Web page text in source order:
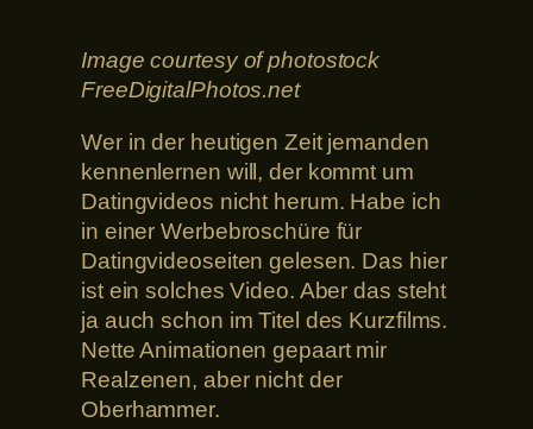
Image courtesy of photostock
FreeDigitalPhotos.net
Wer in der heutigen Zeit jemanden
kennenlernen will, der kommt um
Datingvideos nicht herum. Habe ich
in einer Werbebroschüre für
Datingvideoseiten gelesen. Das hier
ist ein solches Video. Aber das steht
ja auch schon im Titel des Kurzfilms.
Nette Animationen gepaart mir
Realzenen, aber nicht der
Oberhammer.